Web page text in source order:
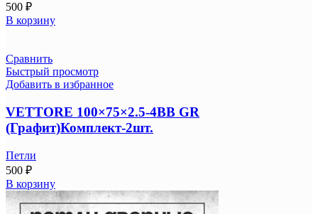
500 ₽
В корзину
Сравнить
Быстрый просмотр
Добавить в избранное
VETTORE 100×75×2.5-4BB GR
(Графит)Комплект-2шт.
Петли
500 ₽
В корзину